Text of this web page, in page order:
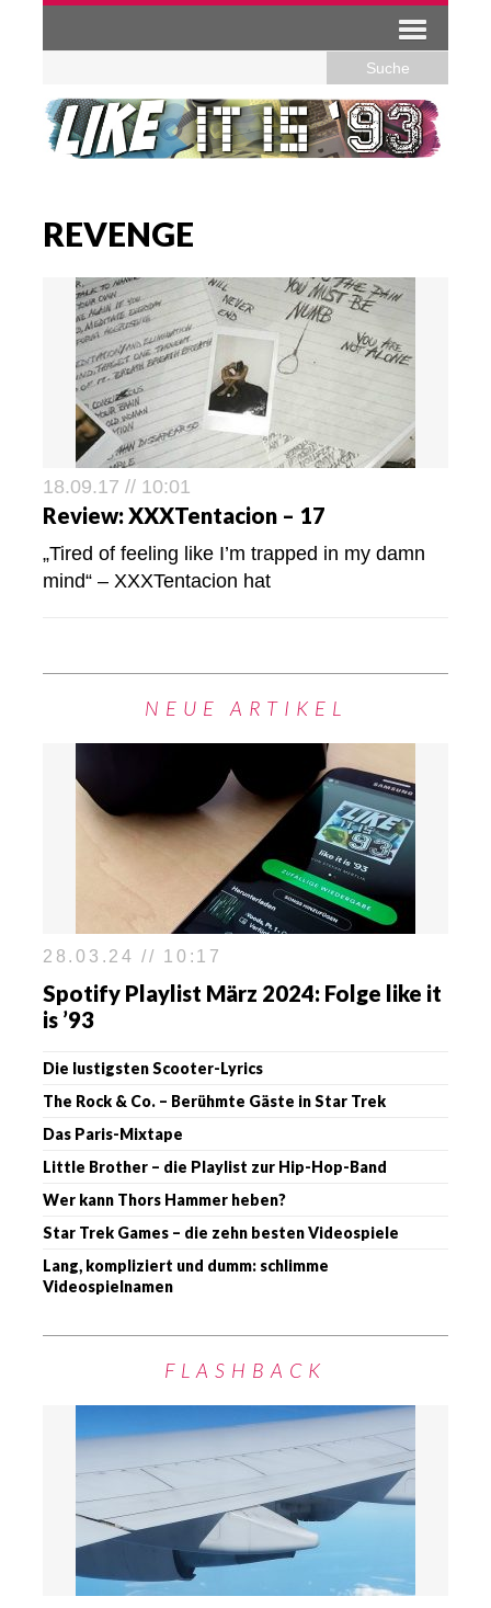
REVENGE
18.09.17 // 10:01
Review: XXXTentacion – 17
„Tired of feeling like I’m trapped in my damn
mind“ – XXXTentacion hat
NEUE ARTIKEL
28.03.24 // 10:17
Spotify Playlist März 2024: Folge like it
is ’93
Die lustigsten Scooter-Lyrics
The Rock & Co. – Berühmte Gäste in Star Trek
Das Paris-Mixtape
Little Brother – die Playlist zur Hip-Hop-Band
Wer kann Thors Hammer heben?
Star Trek Games – die zehn besten Videospiele
Lang, kompliziert und dumm: schlimme
Videospielnamen
FLASHBACK